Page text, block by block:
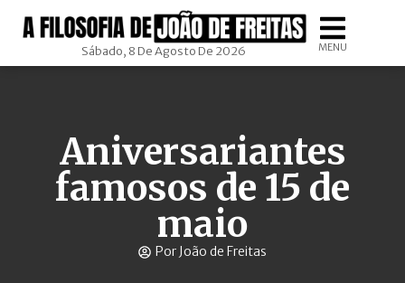
Sábado, 8 De Agosto De 2026 MENU
Aniversariantes
famosos de 15 de
maio
Por João de Freitas